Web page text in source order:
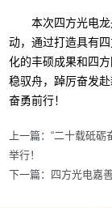
本次四方光电龙
动，通过打造具有
化的丰硕成果和四
稳驭舟，踔厉奋发
奋勇前行！
上一篇：“二十载砥砺
举行！
下一篇：
四方光电嘉